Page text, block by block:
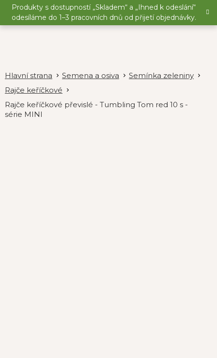
Přejít
obsah
Produkty s dostupností „Skladem“ a „Ihned k odeslání“
odesíláme do 1–3 pracovních dnů od přijetí objednávky.
Semena a osiva
Semínka zeleniny
Rajče keříčkové
Rajče keříčkové převislé - Tumbling Tom red 10 s -
série MINI